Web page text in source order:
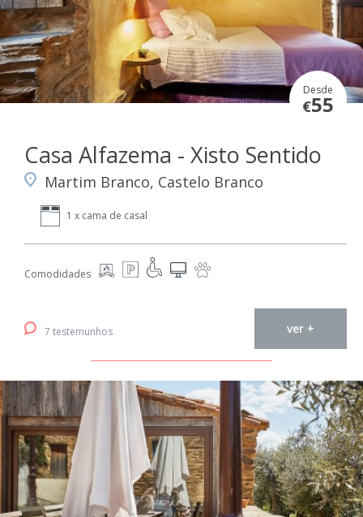
Desde
€55
Casa Alfazema - Xisto Sentido
Martim Branco, Castelo Branco
1 x cama de casal
Comodidades
7 testemunhos ver +